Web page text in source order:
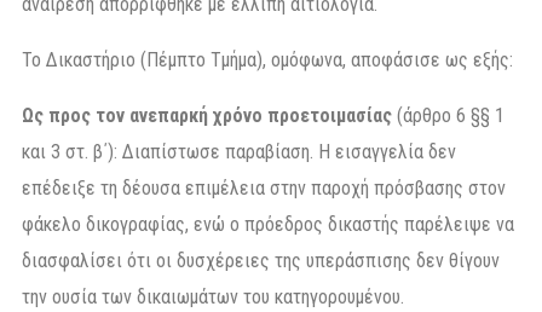
αναίρεση απορρίφθηκε με ελλιπή αιτιολογία.
Το Δικαστήριο (Πέμπτο Τμήμα), ομόφωνα, αποφάσισε ως εξής:
Ως προς τον ανεπαρκή χρόνο προετοιμασίας (άρθρο 6 §§ 1
και 3 στ. β΄): Διαπίστωσε παραβίαση. Η εισαγγελία δεν
επέδειξε τη δέουσα επιμέλεια στην παροχή πρόσβασης στον
φάκελο δικογραφίας, ενώ ο πρόεδρος δικαστής παρέλειψε να
διασφαλίσει ότι οι δυσχέρειες της υπεράσπισης δεν θίγουν
την ουσία των δικαιωμάτων του κατηγορουμένου.